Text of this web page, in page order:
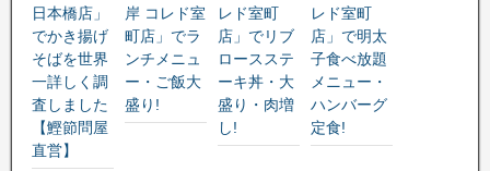
日本橋店」
でかき揚げ
そばを世界
一詳しく調
査しました
【鰹節問屋
直営】
岸 コレド室
町店」でラ
ンチメニュ
ー・ご飯大
盛り!
レド室町
店」でリブ
ロースステ
ーキ丼・大
盛り・肉増
し!
レド室町
店」で明太
子食べ放題
メニュー・
ハンバーグ
定食!